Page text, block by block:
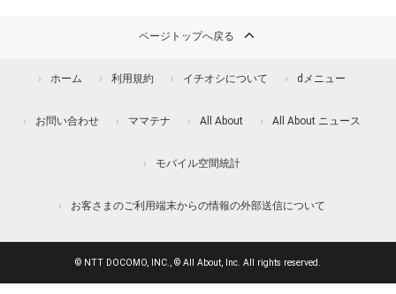
ページトップへ戻る
ホーム 利用規約 イチオシについて dメニュー
お問い合わせ ママテナ All About All About ニュース
モバイル空間統計
お客さまのご利用端末からの情報の外部送信について
© NTT DOCOMO, INC., © All About, Inc. All rights reserved.